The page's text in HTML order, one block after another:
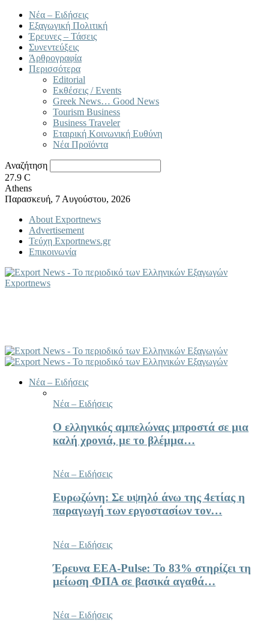
Νέα – Ειδήσεις
Εξαγωγική Πολιτική
Έρευνες – Τάσεις
Συνεντεύξεις
Άρθρογραφία
Περισσότερα
Editorial
Εκθέσεις / Events
Greek News… Good News
Tourism Business
Business Traveler
Εταιρική Κοινωνική Ευθύνη
Νέα Προϊόντα
Αναζήτηση
27.9 C
Athens
Παρασκευή, 7 Αυγούστου, 2026
About Exportnews
Advertisement
Τεύχη Exportnews.gr
Επικοινωνία
Exportnews
Νέα – Ειδήσεις
Νέα – Ειδήσεις
Ο ελληνικός αμπελώνας μπροστά σε μια
καλή χρονιά, με το βλέμμα…
Νέα – Ειδήσεις
Ευρωζώνη: Σε υψηλό άνω της 4ετίας η
παραγωγή των εργοστασίων τον…
Νέα – Ειδήσεις
Έρευνα ΕΕΑ-Pulse: Το 83% στηρίζει τη
μείωση ΦΠΑ σε βασικά αγαθά…
Νέα – Ειδήσεις